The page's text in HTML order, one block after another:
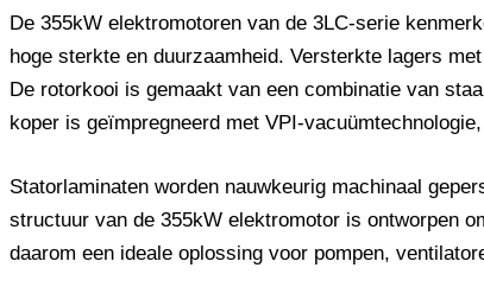
De 355kW elektromotoren van de 3LC-serie
hoge sterkte en duurzaamheid. Versterkte lagers
De rotorkooi is gemaakt van een combinatie van
koper is geïmpregneerd met VPI-
Statorlaminaten worden nauwkeurig machinaal
structuur van de 355kW elektromotor is ontworpen
daarom een ​​ideale oplossing voor pompen,